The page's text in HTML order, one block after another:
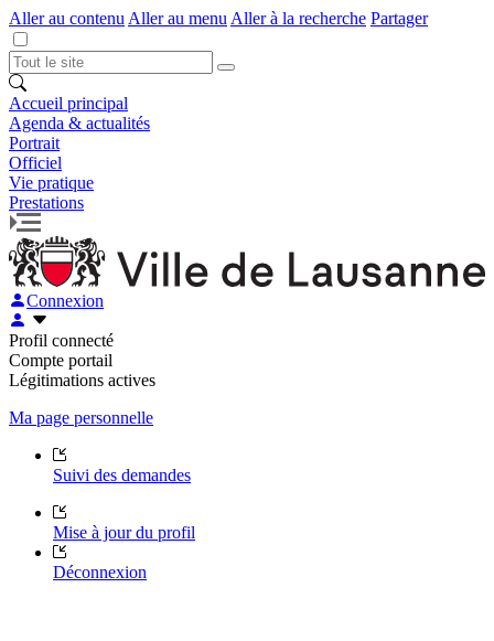
Aller au contenu Aller au menu Aller à la recherche Partager
Accueil principal
Agenda & actualités
Portrait
Officiel
Vie pratique
Prestations
Connexion
Profil connecté
Compte portail
Légitimations actives
Ma page personnelle
Suivi des demandes
Mise à jour du profil
Déconnexion